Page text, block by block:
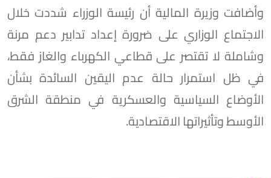
وأضافت وزيرة المالية أن رئيسة الوزراء شددت خلال
الاجتماع الوزاري على ضرورة إعداد تدابير دعم مرنة
وشاملة لا تقتصر على قطاعي الكهرباء والغاز فقط،
في ظل استمرار حالة عدم اليقين السائدة بشأن
الأوضاع السياسية والعسكرية في منطقة الشرق
الأوسط وتأثيراتها الاقتصادية.